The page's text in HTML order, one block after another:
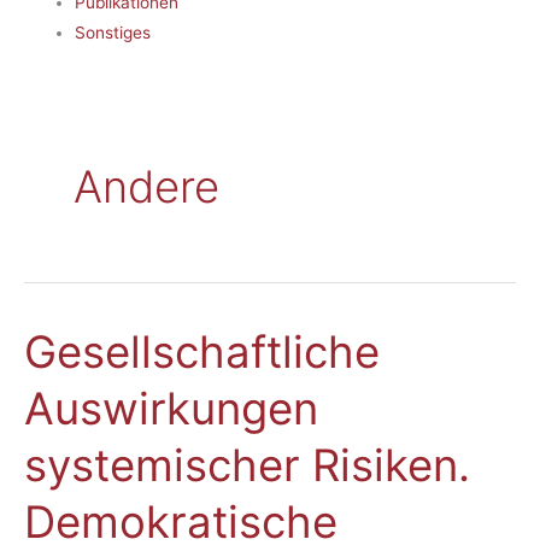
Sonstiges
Andere
Gesellschaftliche
Auswirkungen
systemischer Risiken.
Demokratische
Gesellschaftliche
Auswirkungen
systemischer
Risiken.
Demokratische
Prozesse